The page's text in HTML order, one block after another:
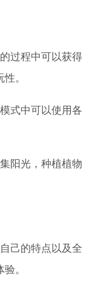
过程中可以获得
。
式中可以使用各
阳光，种植植物
己的特点以及全
。